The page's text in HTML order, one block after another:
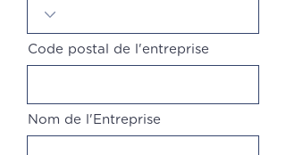
Code postal de l'entreprise
Nom de l'Entreprise